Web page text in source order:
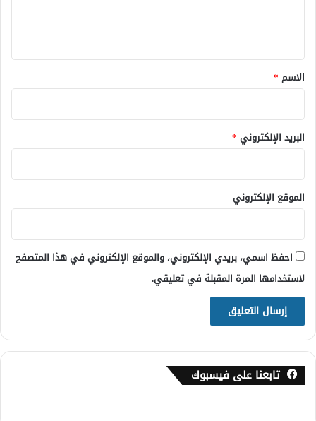
*
الاسم *
البريد الإلكتروني *
الموقع الإلكتروني
احفظ اسمي، بريدي الإلكتروني، والموقع الإلكتروني في هذا المتصفح
لاستخدامها المرة المقبلة في تعليقي.
تابعنا على فيسبوك